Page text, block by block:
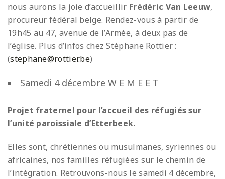
nous aurons la joie d’accueillir Frédéric Van Leeuw,
procureur fédéral belge. Rendez-vous à partir de
19h45 au 47, avenue de l’Armée, à deux pas de
l’église. Plus d’infos chez Stéphane Rottier :
(stephane@rottier.be)
Samedi 4 décembre W E M E E T
Projet fraternel pour l’accueil des réfugiés sur
l’unité paroissiale d’Etterbeek.
Elles sont, chrétiennes ou musulmanes, syriennes ou
africaines, nos familles réfugiées sur le chemin de
l’intégration. Retrouvons-nous le samedi 4 décembre,